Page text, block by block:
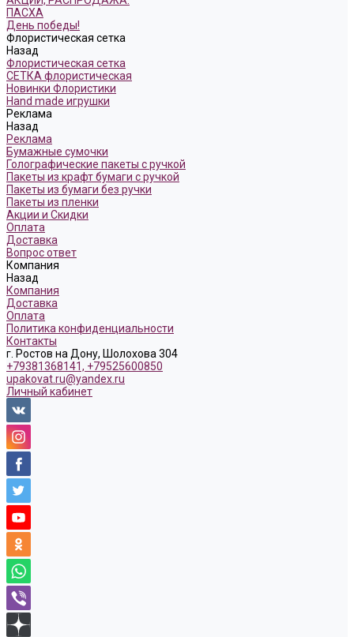
ПАСХА
День победы!
Флористическая сетка
Назад
Флористическая сетка
СЕТКА флористическая
Новинки Флористики
Hand made игрушки
Реклама
Назад
Реклама
Бумажные сумочки
Голографические пакеты с ручкой
Пакеты из крафт бумаги с ручкой
Пакеты из бумаги без ручки
Пакеты из пленки
Акции и Скидки
Оплата
Доставка
Вопрос ответ
Компания
Назад
Компания
Доставка
Оплата
Политика конфиденциальности
Контакты
г. Ростов на Дону, Шолохова 304
+79381368141, +79525600850
upakovat.ru@yandex.ru
Личный кабинет